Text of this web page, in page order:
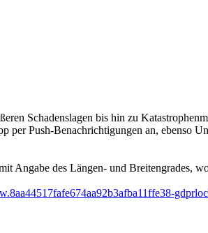
Schadenslagen bis hin zu
Push-Benachrichtigungen an, ebenso
Angabe des Längen- und Breitengrades,